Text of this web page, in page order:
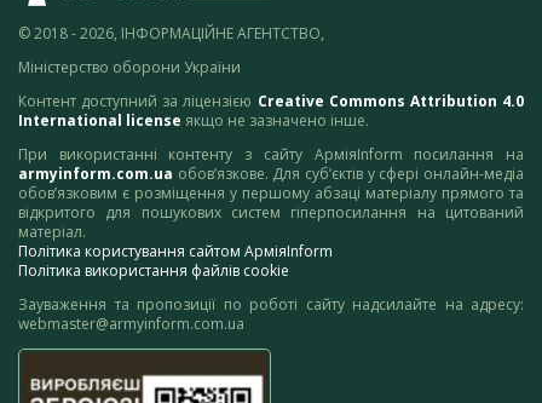
© 2018 - 2026, ІНФОРМАЦІЙНЕ АГЕНТСТВО,
Міністерство оборони України
Контент доступний за ліцензією Creative Commons Attribution 4.0
International license якщо не зазначено інше.
При використанні контенту з сайту АрміяInform посилання на
armyinform.com.ua обов’язкове. Для суб’єктів у сфері онлайн-медіа
обов’язковим є розміщення у першому абзаці матеріалу прямого та
відкритого для пошукових систем гіперпосилання на цитований
матеріал.
Політика користування сайтом АрміяInform
Політика використання файлів cookie
Зауваження та пропозиції по роботі сайту надсилайте на адресу:
webmaster@armyinform.com.ua